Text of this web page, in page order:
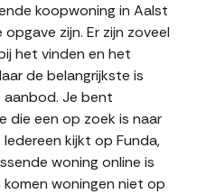
koopwoning in Aalst
zijn. Er zijn zoveel
het vinden en het
de belangrijkste is
Je bent
die een op zoek is naar
kijkt op Funda,
woning online is
komen woningen niet op